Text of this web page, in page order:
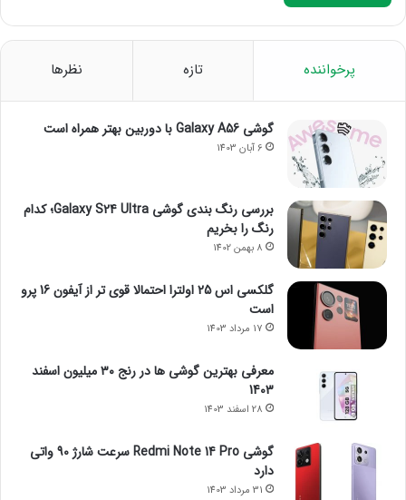
پرخواننده تازه نظرها
گوشی Galaxy A56 با دوربین بهتر همراه است
6 آبان 1403
بررسی رنگ بندی گوشی Galaxy S24 Ultra؛ کدام
رنگ را بخریم
8 بهمن 1402
گلکسی اس 25 اولترا احتمالا قوی تر از آیفون 16 پرو
است
17 مرداد 1403
معرفی بهترین گوشی ها در رنج ۳۰ میلیون اسفند
1403
28 اسفند 1403
گوشی Redmi Note 14 Pro سرعت شارژ 90 واتی
دارد
31 مرداد 1403